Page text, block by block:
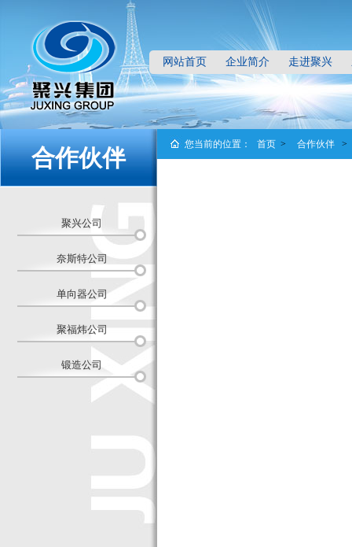
网站首页 企业简介 走进聚兴
合作伙伴
聚兴公司
奈斯特公司
单向器公司
聚福炜公司
锻造公司
您当前的位置： 首页 > 合作伙伴 >